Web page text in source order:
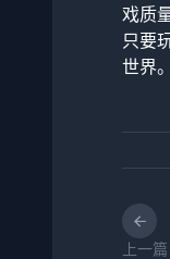
戏质量
只要
世界
上一篇